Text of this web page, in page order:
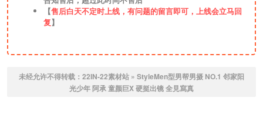
【售后白天不定时上线，有问题的留言即可，上线会立马回
复】
未经允许不得转载： 22IN-22素材站 » StyleMen型男帮男摄 NO.1 邻家阳
光少年 阿承 童颜巨X 硬挺出镜 全見寫真